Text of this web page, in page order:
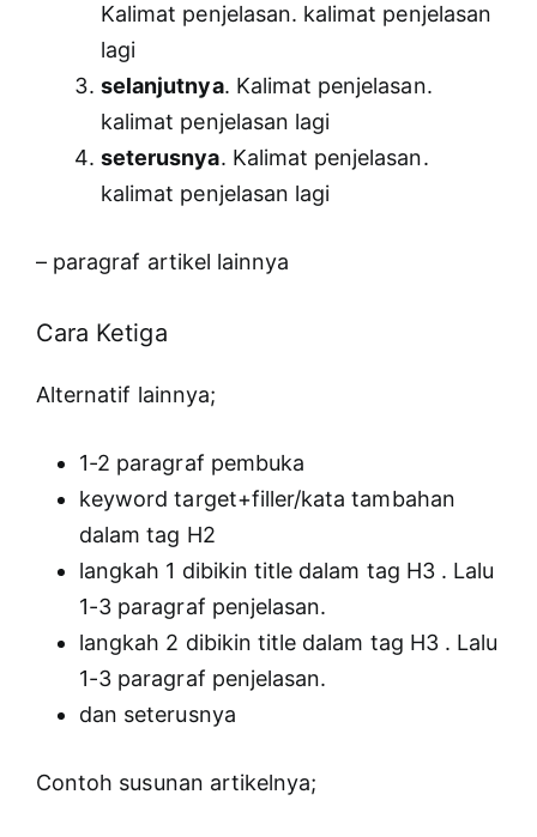
Kalimat penjelasan. kalimat penjelasan
lagi
selanjutnya. Kalimat penjelasan.
kalimat penjelasan lagi
seterusnya. Kalimat penjelasan.
kalimat penjelasan lagi
– paragraf artikel lainnya
Cara Ketiga
Alternatif lainnya;
1-2 paragraf pembuka
keyword target+filler/kata tambahan
dalam tag H2
langkah 1 dibikin title dalam tag H3 . Lalu
1-3 paragraf penjelasan.
langkah 2 dibikin title dalam tag H3 . Lalu
1-3 paragraf penjelasan.
dan seterusnya
Contoh susunan artikelnya;